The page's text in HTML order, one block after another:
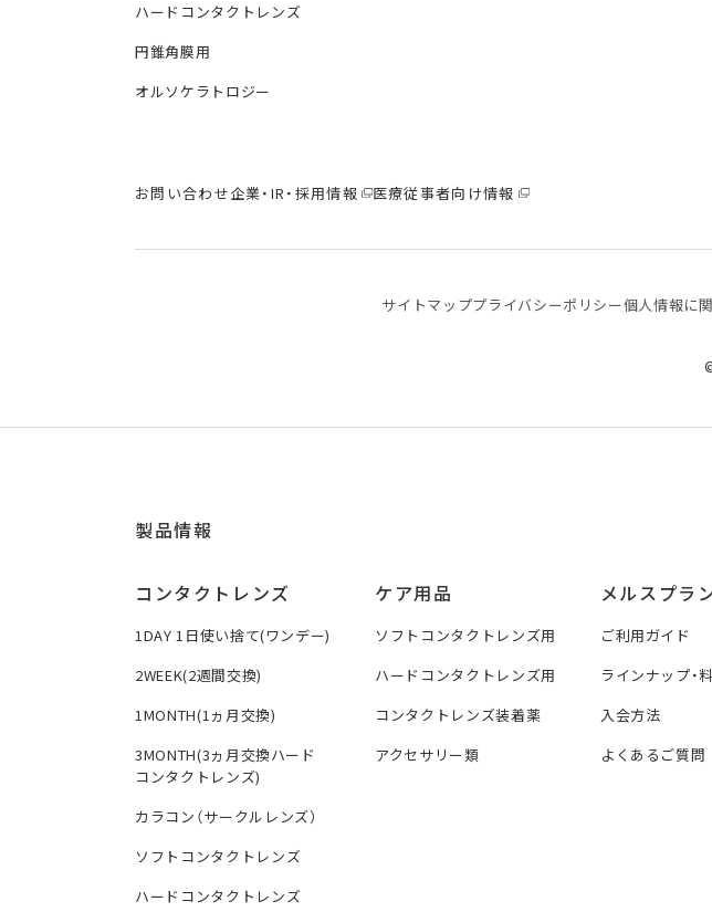
ハードコンタクトレンズ
円錐角膜用
オルソケラトロジー
お問い合わせ企業・IR・採用情報 医療従事者向け情報
サイトマッププライバシーポリシー個⼈情報に
製品情報
コンタクトレンズ
1DAY 1日使い捨て(ワンデー)
2WEEK(2週間交換)
1MONTH(1ヵ月交換)
3MONTH(3ヵ月交換ハード
コンタクトレンズ)
カラコン（サークルレンズ）
ソフトコンタクトレンズ
ハードコンタクトレンズ
ケア用品
ソフトコンタクトレンズ用
ハードコンタクトレンズ用
コンタクトレンズ装着薬
アクセサリー類
メルスプラ
ご利用ガイド
ラインナップ・
入会方法
よくあるご質問